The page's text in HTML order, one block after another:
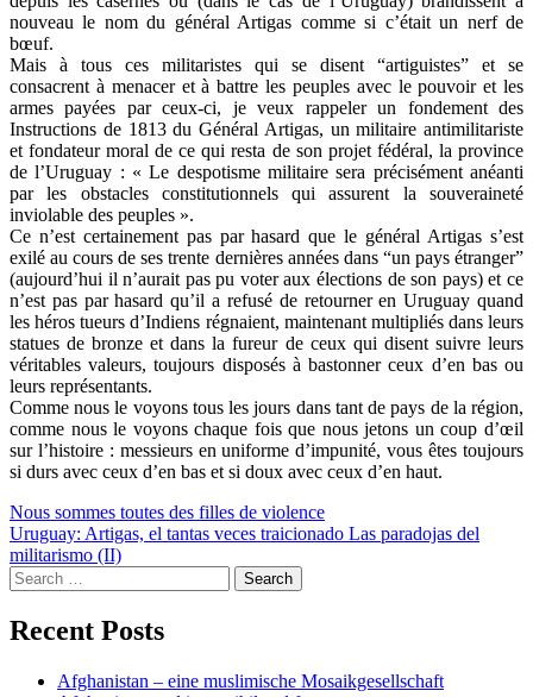
nouveau le nom du général Artigas comme si c’était un nerf de
bœuf.
Mais à tous ces militaristes qui se disent “artiguistes” et se
consacrent à menacer et à battre les peuples avec le pouvoir et les
armes payées par ceux-ci, je veux rappeler un fondement des
Instructions de 1813 du Général Artigas, un militaire antimilitariste
et fondateur moral de ce qui resta de son projet fédéral, la province
de l’Uruguay : « Le despotisme militaire sera précisément anéanti
par les obstacles constitutionnels qui assurent la souveraineté
inviolable des peuples ».
Ce n’est certainement pas par hasard que le général Artigas s’est
exilé au cours de ses trente dernières années dans “un pays étranger”
(aujourd’hui il n’aurait pas pu voter aux élections de son pays) et ce
n’est pas par hasard qu’il a refusé de retourner en Uruguay quand
les héros tueurs d’Indiens régnaient, maintenant multipliés dans leurs
statues de bronze et dans la fureur de ceux qui disent suivre leurs
véritables valeurs, toujours disposés à bastonner ceux d’en bas ou
leurs représentants.
Comme nous le voyons tous les jours dans tant de pays de la région,
comme nous le voyons chaque fois que nous jetons un coup d’œil
sur l’histoire : messieurs en uniforme d’impunité, vous êtes toujours
si durs avec ceux d’en bas et si doux avec ceux d’en haut.
Post
navigation
Nous sommes toutes des filles de violence
Uruguay: Artigas, el tantas veces traicionado Las paradojas del
militarismo (II)
Search
for:
Recent Posts
Afghanistan – eine muslimische Mosaikgesellschaft